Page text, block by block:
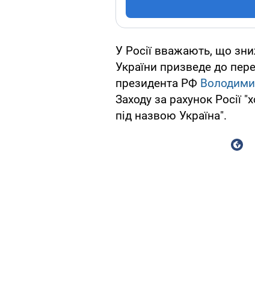
У Росії вважають, що
України призведе до
президента РФ
Заходу за рахунок Росії
під назвою Україна".